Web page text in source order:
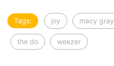
Tags: joy macy gray
the do weezer